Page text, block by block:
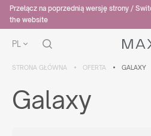
Przełącz na poprzednią wersję strony /
the website
PL
STRONA GŁÓWNA OFERTA GALAXY
Galaxy